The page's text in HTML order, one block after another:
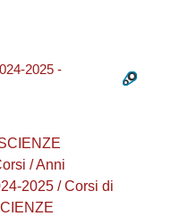
2025 -
/ Anni
2025 / Corsi di